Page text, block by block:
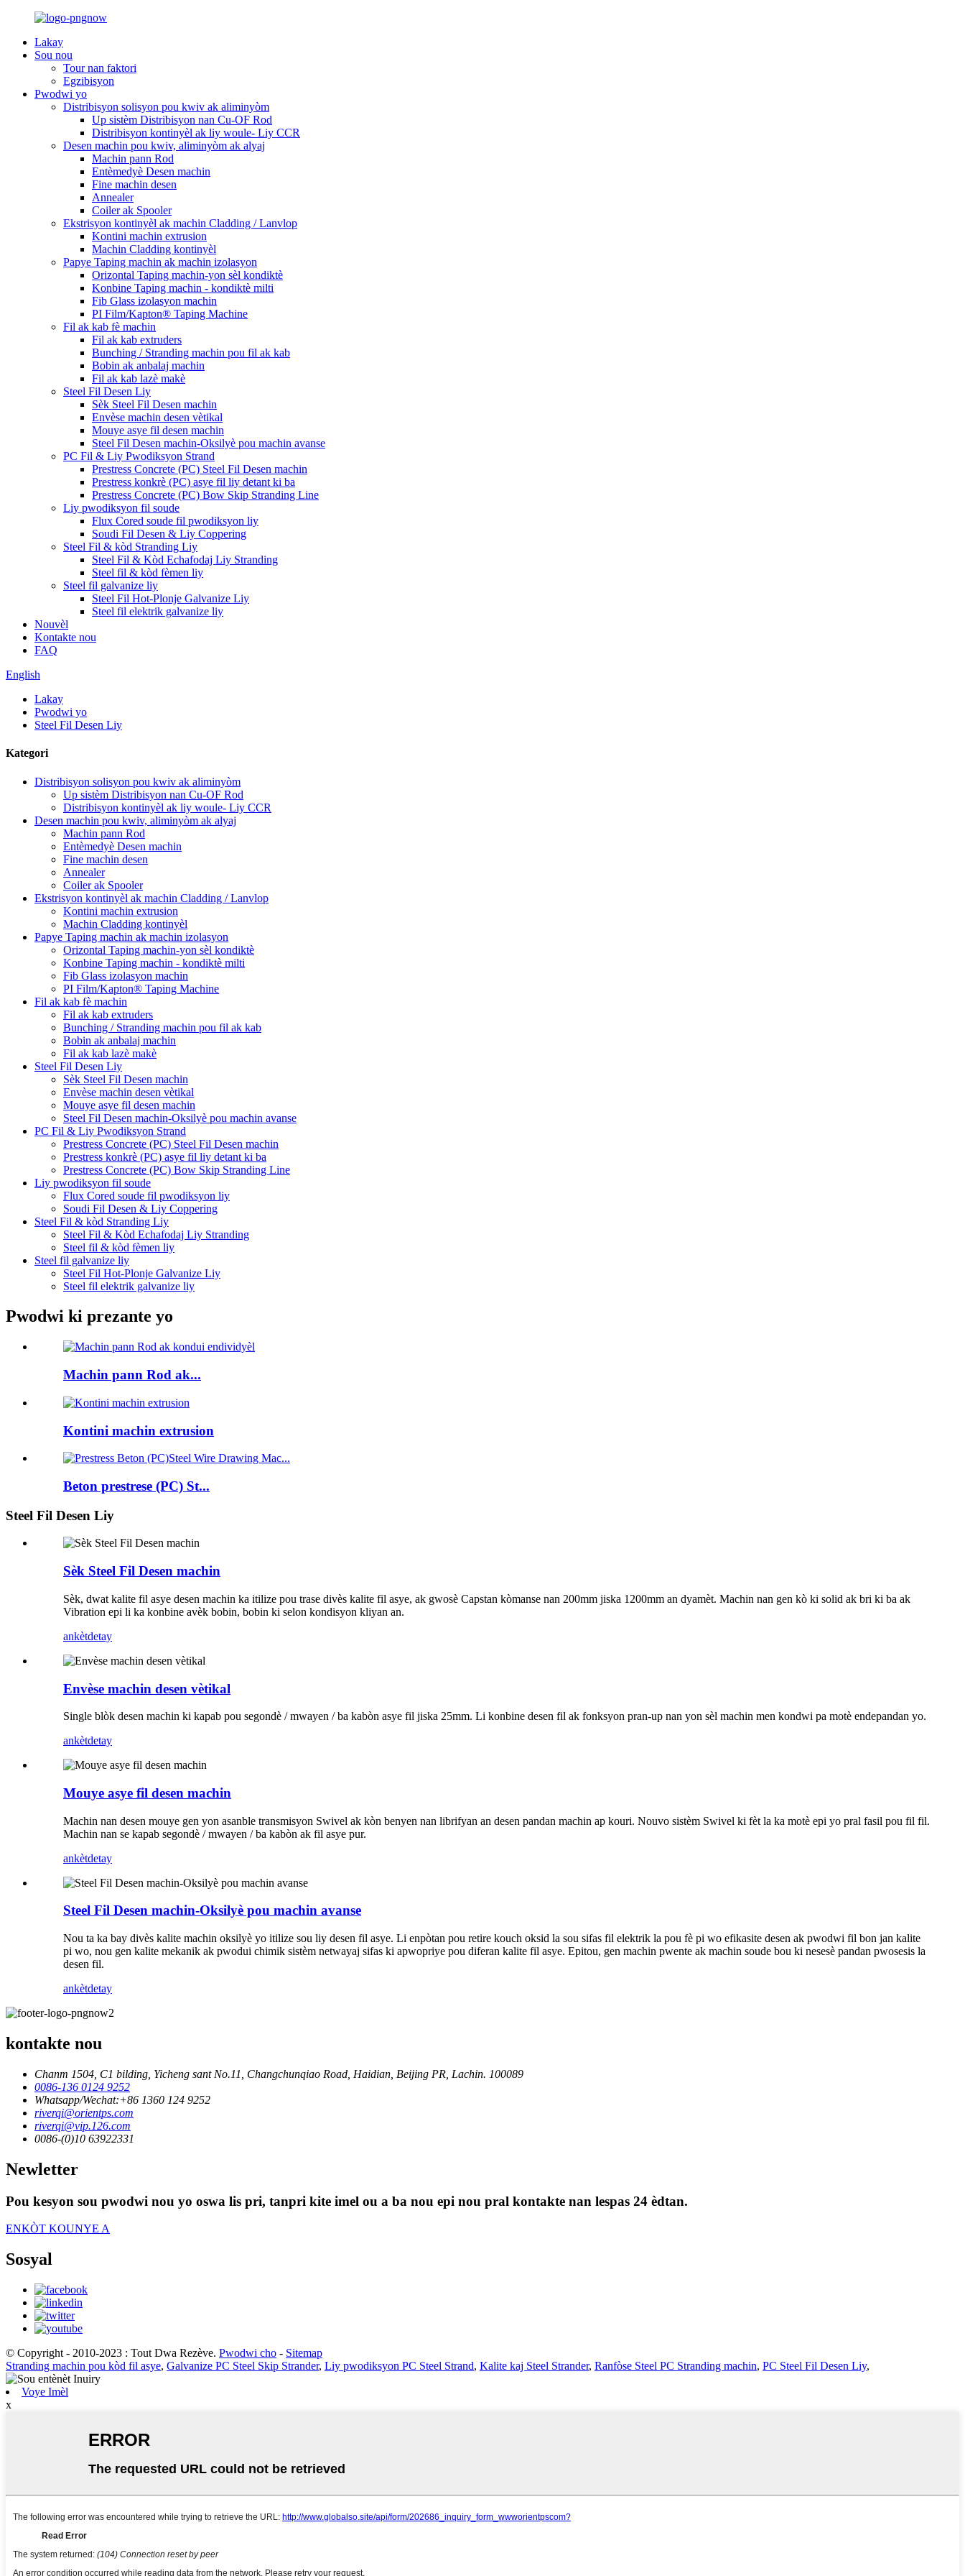
Lakay
Sou nou
Tour nan faktori
Egzibisyon
Pwodwi yo
Distribisyon solisyon pou kwiv ak aliminyòm
Up sistèm Distribisyon nan Cu-OF Rod
Distribisyon kontinyèl ak liy woule- Liy CCR
Desen machin pou kwiv, aliminyòm ak alyaj
Machin pann Rod
Entèmedyè Desen machin
Fine machin desen
Annealer
Coiler ak Spooler
Ekstrisyon kontinyèl ak machin Cladding / Lanvlop
Kontini machin extrusion
Machin Cladding kontinyèl
Papye Taping machin ak machin izolasyon
Orizontal Taping machin-yon sèl kondiktè
Konbine Taping machin - kondiktè milti
Fib Glass izolasyon machin
PI Film/Kapton® Taping Machine
Fil ak kab fè machin
Fil ak kab extruders
Bunching / Stranding machin pou fil ak kab
Bobin ak anbalaj machin
Fil ak kab lazè makè
Steel Fil Desen Liy
Sèk Steel Fil Desen machin
Envèse machin desen vètikal
Mouye asye fil desen machin
Steel Fil Desen machin-Oksilyè pou machin avanse
PC Fil & Liy Pwodiksyon Strand
Prestress Concrete (PC) Steel Fil Desen machin
Prestress konkrè (PC) asye fil liy detant ki ba
Prestress Concrete (PC) Bow Skip Stranding Line
Liy pwodiksyon fil soude
Flux Cored soude fil pwodiksyon liy
Soudi Fil Desen & Liy Coppering
Steel Fil & kòd Stranding Liy
Steel Fil & Kòd Echafodaj Liy Stranding
Steel fil & kòd fèmen liy
Steel fil galvanize liy
Steel Fil Hot-Plonje Galvanize Liy
Steel fil elektrik galvanize liy
Nouvèl
Kontakte nou
FAQ
English
Lakay
Pwodwi yo
Steel Fil Desen Liy
Kategori
Distribisyon solisyon pou kwiv ak aliminyòm
Up sistèm Distribisyon nan Cu-OF Rod
Distribisyon kontinyèl ak liy woule- Liy CCR
Desen machin pou kwiv, aliminyòm ak alyaj
Machin pann Rod
Entèmedyè Desen machin
Fine machin desen
Annealer
Coiler ak Spooler
Ekstrisyon kontinyèl ak machin Cladding / Lanvlop
Kontini machin extrusion
Machin Cladding kontinyèl
Papye Taping machin ak machin izolasyon
Orizontal Taping machin-yon sèl kondiktè
Konbine Taping machin - kondiktè milti
Fib Glass izolasyon machin
PI Film/Kapton® Taping Machine
Fil ak kab fè machin
Fil ak kab extruders
Bunching / Stranding machin pou fil ak kab
Bobin ak anbalaj machin
Fil ak kab lazè makè
Steel Fil Desen Liy
Sèk Steel Fil Desen machin
Envèse machin desen vètikal
Mouye asye fil desen machin
Steel Fil Desen machin-Oksilyè pou machin avanse
PC Fil & Liy Pwodiksyon Strand
Prestress Concrete (PC) Steel Fil Desen machin
Prestress konkrè (PC) asye fil liy detant ki ba
Prestress Concrete (PC) Bow Skip Stranding Line
Liy pwodiksyon fil soude
Flux Cored soude fil pwodiksyon liy
Soudi Fil Desen & Liy Coppering
Steel Fil & kòd Stranding Liy
Steel Fil & Kòd Echafodaj Liy Stranding
Steel fil & kòd fèmen liy
Steel fil galvanize liy
Steel Fil Hot-Plonje Galvanize Liy
Steel fil elektrik galvanize liy
Pwodwi ki prezante yo
Machin pann Rod ak...
Kontini machin extrusion
Beton prestrese (PC) St...
Steel Fil Desen Liy
Sèk Steel Fil Desen machin
Sèk, dwat kalite fil asye desen machin ka itilize pou trase divès kalite fil asye, ak gwosè Capstan kòmanse nan 200mm jiska 1200mm an dyamèt. Machin nan gen kò ki solid ak bri ki ba ak
Vibration epi li ka konbine avèk bobin, bobin ki selon kondisyon kliyan an.
ankètdetay
Envèse machin desen vètikal
Single blòk desen machin ki kapab pou segondè / mwayen / ba kabòn asye fil jiska 25mm. Li konbine desen fil ak fonksyon pran-up nan yon sèl machin men kondwi pa motè endepandan yo.
ankètdetay
Mouye asye fil desen machin
Machin nan desen mouye gen yon asanble transmisyon Swivel ak kòn benyen nan librifyan an desen pandan machin ap kouri. Nouvo sistèm Swivel ki fèt la ka motè epi yo pral fasil pou fil fil.
Machin nan se kapab segondè / mwayen / ba kabòn ak fil asye pur.
ankètdetay
Steel Fil Desen machin-Oksilyè pou machin avanse
Nou ta ka bay divès kalite machin oksilyè yo itilize sou liy desen fil asye. Li enpòtan pou retire kouch oksid la sou sifas fil elektrik la pou fè pi wo efikasite desen ak pwodwi fil bon jan kalite
pi wo, nou gen kalite mekanik ak pwodui chimik sistèm netwayaj sifas ki apwopriye pou diferan kalite fil asye. Epitou, gen machin pwente ak machin soude bou ki nesesè pandan pwosesis la
desen fil.
ankètdetay
kontakte nou
Chanm 1504, C1 bilding, Yicheng sant No.11, Changchunqiao Road, Haidian, Beijing PR, Lachin. 100089
0086-136 0124 9252
Whatsapp/Wechat:+86 1360 124 9252
riverqi@orientps.com
riverqi@vip.126.com
0086-(0)10 63922331
Newletter
Pou kesyon sou pwodwi nou yo oswa lis pri, tanpri kite imel ou a ba nou epi nou pral kontakte nan lespas 24 èdtan.
ENKÒT KOUNYE A
Sosyal
© Copyright - 2010-2023 : Tout Dwa Rezève. Pwodwi cho - Sitemap
Stranding machin pou kòd fil asye, Galvanize PC Steel Skip Strander, Liy pwodiksyon PC Steel Strand, Kalite kaj Steel Strander, Ranfòse Steel PC Stranding machin, PC Steel Fil Desen Liy,
Voye Imèl
x